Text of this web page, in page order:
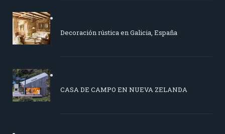
Decoración rústica en Galicia, España
CASA DE CAMPO EN NUEVA ZELANDA